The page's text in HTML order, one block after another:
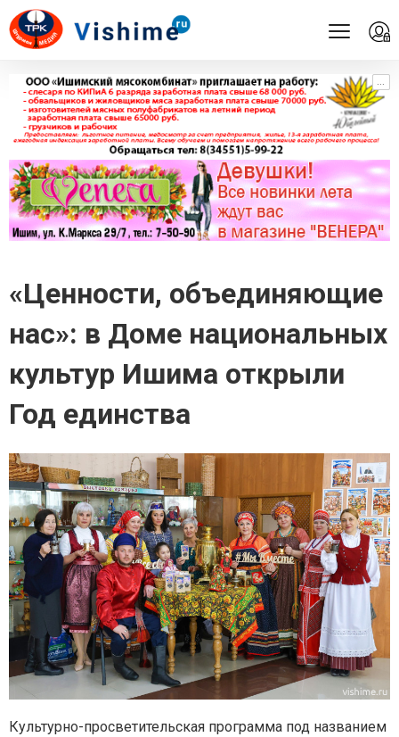
...
...
«Ценности, объединяющие
нас»: в Доме национальных
культур Ишима открыли
Год единства
Культурно-просветительская программа под названием